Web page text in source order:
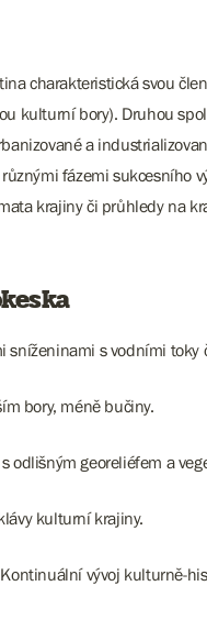
charakteristická svou
kulturní bory). Druhou
a
fázemi sukcesního
krajiny či průhledy na
sníženinami s vodními
bory, méně bučiny.
odlišným georeliéfem a
kulturní krajiny.
vývoj kulturně-